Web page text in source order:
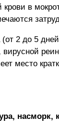
в
(от 2 до 5
место
насморк,